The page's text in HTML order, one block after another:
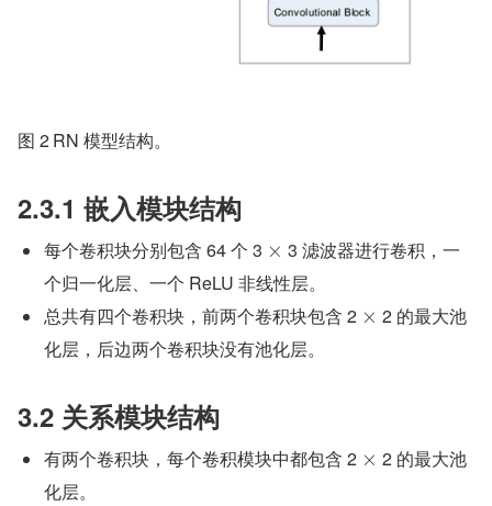
图 2	RN 模型结构。
2.3.1 嵌入模块结构
每个卷积块分别包含 64 个 3 × 3 滤波器进行卷积，一
个归一化层、一个 ReLU 非线性层。
总共有四个卷积块，前两个卷积块包含 2 × 2 的最大池
化层，后边两个卷积块没有池化层。
3.2 关系模块结构
有两个卷积块，每个卷积模块中都包含 2 × 2 的最大池
化层。